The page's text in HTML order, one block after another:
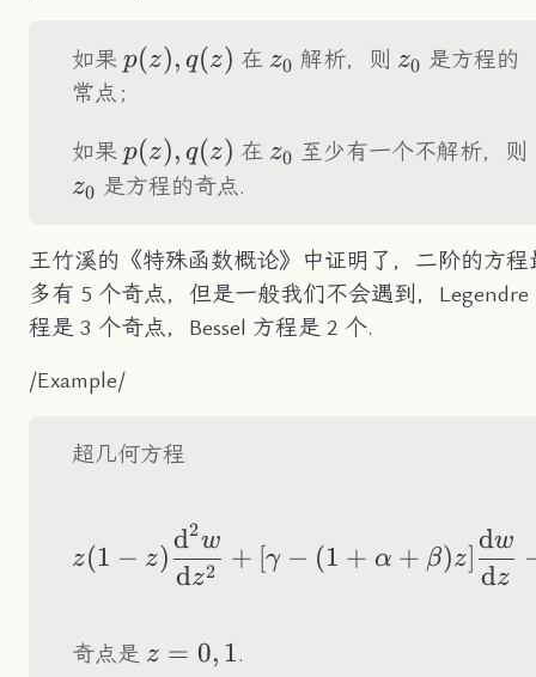
如果 p(z),q(z)
p(z), q(z) 在 z_0
z0 解析，则 z_0
z0 是方程的
常点；
如果 p(z),q(z)
p(z), q(z) 在 z_0
z0 至少有一个不解析，则
z0 是方程的奇点.
王竹溪的《特殊函数概论》中证明了，二阶的方程
多有 5 个奇点，但是一般我们不会遇到，Legendre
程是 3 个奇点，Bessel 方程是 2 个.
/Example/
超几何方程
z(1-
z(1 − z)
dz2
d2w
+ [γ − (1 + α + β)z]
dz
dw
奇点是 z=0,1
z = 0, 1.